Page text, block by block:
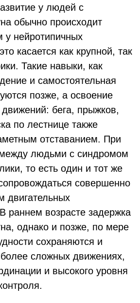
у людей с
обычно происходит
у нейротипичных
касается как крупной, так
Такие навыки, как
и самостоятельная
позже, а освоение
бега, прыжков,
по лестнице также
отставанием. При
людьми с синдромом
то есть один и тот же
совершенно
двигательных
раннем возрасте задержка
однако и позже, по мере
сохраняются и
сложных движениях,
и высокого уровня